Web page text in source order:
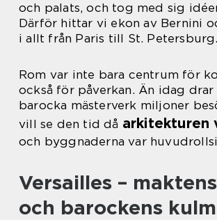
och palats, och tog med sig
Därför hittar vi ekon av Bernini
i allt från Paris till St. Petersburg.
Rom var inte bara centrum för
också för påverkan. Än idag drar
barocka mästerverk miljoner
vill se den tid då arkitekturen
och byggnaderna var
Versailles –
och barockens